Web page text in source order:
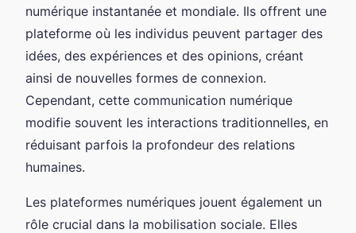
numérique instantanée et mondiale. Ils offrent une
plateforme où les individus peuvent partager des
idées, des expériences et des opinions, créant
ainsi de nouvelles formes de connexion.
Cependant, cette communication numérique
modifie souvent les interactions traditionnelles, en
réduisant parfois la profondeur des relations
humaines.
Les plateformes numériques jouent également un
rôle crucial dans la mobilisation sociale. Elles